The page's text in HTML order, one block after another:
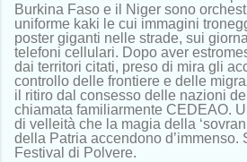
Burkina Faso e il Niger sono
uniforme kaki le cui immagini
poster giganti nelle strade, sui
telefoni cellulari. Dopo aver
dai territori citati, preso di mira gli
controllo delle frontiere e delle
il ritiro dal consesso delle nazioni
chiamata familiarmente CEDEAO.
di velleità che la magia della
della Patria accendono d’immenso.
Festival di Polvere.